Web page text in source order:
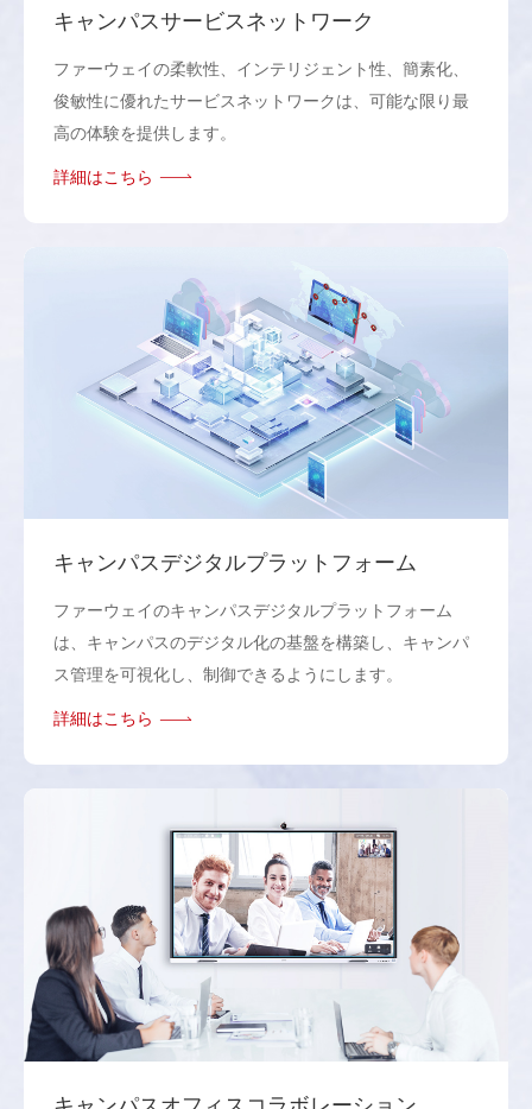
キャンパスサービスネットワーク
ファーウェイの柔軟性、インテリジェント性、簡素化、
俊敏性に優れたサービスネットワークは、可能な限り最
高の体験を提供します。
詳細はこちら
キャンパスデジタルプラットフォーム
ファーウェイのキャンパスデジタルプラットフォーム
は、キャンパスのデジタル化の基盤を構築し、キャンパ
ス管理を可視化し、制御できるようにします。
詳細はこちら